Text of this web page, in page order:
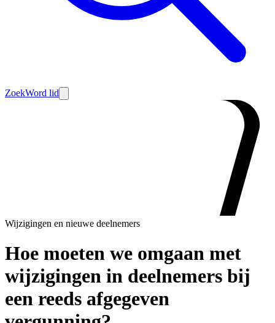
ZoekWord lid
Wijzigingen en nieuwe deelnemers
Hoe moeten we omgaan met
wijzigingen in deelnemers bij
een reeds afgegeven